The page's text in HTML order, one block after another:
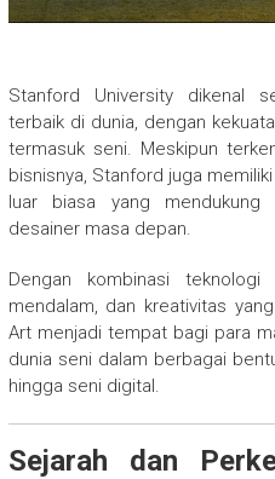
Stanford University dikenal
terbaik di dunia, dengan
termasuk seni. Meskipun
bisnisnya, Stanford juga
luar biasa yang mendukung
desainer masa depan.
Dengan kombinasi
mendalam, dan kreativitas
Art menjadi tempat bagi para
dunia seni dalam berbagai
hingga seni digital.
Sejarah dan